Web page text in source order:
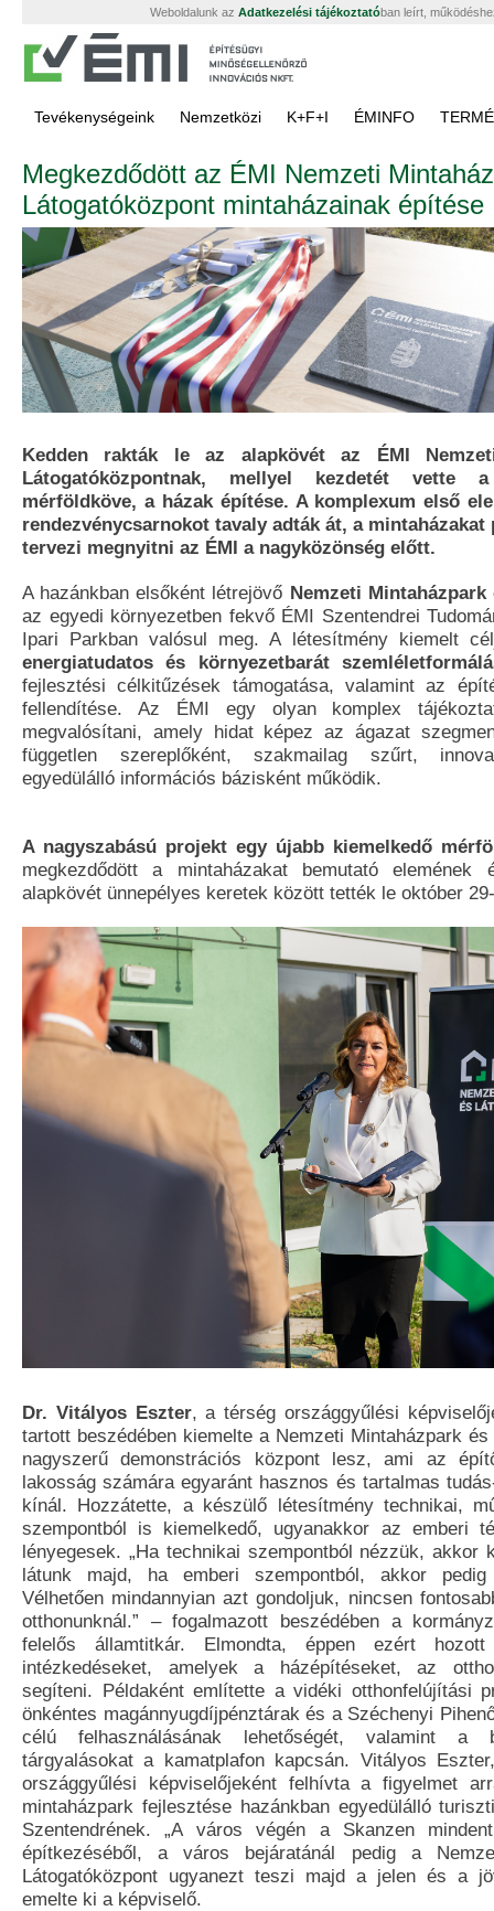
Weboldalunk az Adatkezelési tájékoztatóban leírt,
Tevékenységeink Nemzetközi K+F+I ÉMINFO
Megkezdődött az ÉMI Nemzeti
Látogatóközpont mintaházainak építése
Kedden rakták le az alapkövét az ÉMI
Látogatóközpontnak, mellyel kezdetét vette
mérföldköve, a házak építése. A komplexum első
rendezvénycsarnokot tavaly adták át, a mintaházakat
tervezi megnyitni az ÉMI a nagyközönség előtt.
A hazánkban elsőként létrejövő Nemzeti
az egyedi környezetben fekvő ÉMI Szentendrei
Ipari Parkban valósul meg. A létesítmény kiemelt
energiatudatos és környezetbarát
fejlesztési célkitűzések támogatása, valamint az
fellendítése. Az ÉMI egy olyan komplex
megvalósítani, amely hidat képez az ágazat
független szereplőként, szakmailag szűrt,
egyedülálló információs bázisként működik.
A nagyszabású projekt egy újabb kiemelkedő
megkezdődött a mintaházakat bemutató elemének
alapkövét ünnepélyes keretek között tették le október
Dr. Vitályos Eszter, a térség országgyűlési
tartott beszédében kiemelte a Nemzeti Mintaházpark
nagyszerű demonstrációs központ lesz, ami az
lakosság számára egyaránt hasznos és tartalmas
kínál. Hozzátette, a készülő létesítmény technikai,
szempontból is kiemelkedő, ugyanakkor az emberi
lényegesek. „Ha technikai szempontból nézzük, akkor
látunk majd, ha emberi szempontból, akkor pedig
Vélhetően mindannyian azt gondoljuk, nincsen
otthonunknál.” – fogalmazott beszédében a
felelős államtitkár. Elmondta, éppen ezért
intézkedéseket, amelyek a házépítéseket, az
segíteni. Példaként említette a vidéki otthonfelújítási
önkéntes magánnyugdíjpénztárak és a Széchenyi
célú felhasználásának lehetőségét, valamint a
tárgyalásokat a kamatplafon kapcsán. Vitályos
országgyűlési képviselőjeként felhívta a figyelmet
mintaházpark fejlesztése hazánkban egyedülálló
Szentendrének. „A város végén a Skanzen
építkezéséből, a város bejáratánál pedig a
Látogatóközpont ugyanezt teszi majd a jelen és a
emelte ki a képviselő.